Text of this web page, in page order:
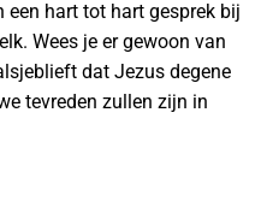
hart tot hart gesprek bij
Wees je er gewoon van
dat Jezus degene
tevreden zullen zijn in